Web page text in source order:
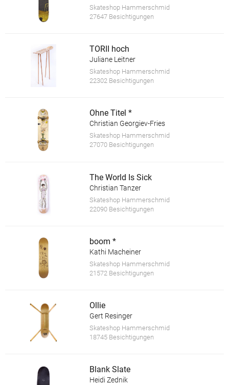
Skateshop Hammerschmid
27647 Besichtigungen
TORII hoch
Juliane Leitner
Skateshop Hammerschmid
22302 Besichtigungen
Ohne Titel *
Christian Georgiev-Fries
Skateshop Hammerschmid
27070 Besichtigungen
The World Is Sick
Christian Tanzer
Skateshop Hammerschmid
22090 Besichtigungen
boom *
Kathi Macheiner
Skateshop Hammerschmid
21572 Besichtigungen
Ollie
Gert Resinger
Skateshop Hammerschmid
18745 Besichtigungen
Blank Slate
Heidi Zednik